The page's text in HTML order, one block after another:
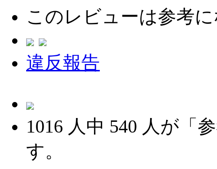
このレビューは参考
違反報告
1016 人中 540 人が「
す。